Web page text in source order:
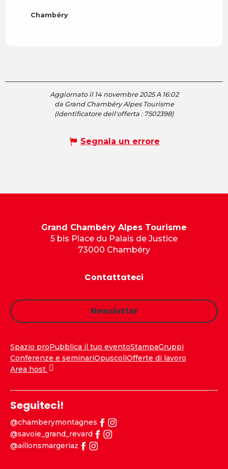
Chambéry
Aggiornato il 14 novembre 2025 A 16:02
da Grand Chambéry Alpes Tourisme
(Identificatore dell'offerta : 7502398)
Segnala un errore
Grand Chambéry Alpes Tourisme
5 bis Place du Palais de Justice
73000 Chambéry
Contattateci
Newsletter
Spazio proPubblica il tuo eventoStampaGruppi
Conferenze e seminariOpuscoliOfferte di lavoro
Area host
Seguiteci!
@chamberymontagnes
@savoie_grand_revard
@aillonsmargeriaz